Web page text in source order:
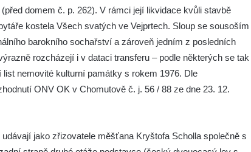
domem č. p. 262). V rámci její likvidace kvůli stavbě
kostela Všech svatých ve Vejprtech. Sloup se sousoším
barokního sochařství a zároveň jedním z posledních
rozcházejí i v dataci transferu – podle některých se tak
list nemovité kulturní památky s rokem 1976. Dle
ONV OK v Chomutově č. j. 56 / 88 ze dne 23. 12.
jako zřizovatele měšťana Kryštofa Scholla společně s